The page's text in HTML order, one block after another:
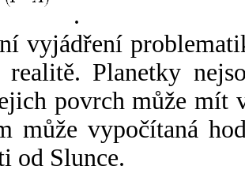
.
vyjádření
realitě. Planetky
povrch může mít
může vypočítaná
od Slunce.